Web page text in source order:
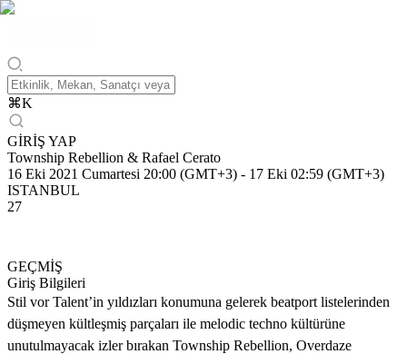
⌘K
GİRİŞ YAP
Township Rebellion & Rafael Cerato
16 Eki 2021 Cumartesi 20:00 (GMT+3) - 17 Eki 02:59 (GMT+3)
ISTANBUL
27
GEÇMİŞ
Giriş Bilgileri
Stil vor Talent’in yıldızları konumuna gelerek beatport listelerinden
düşmeyen kültleşmiş parçaları ile melodic techno kültürüne
unutulmayacak izler bırakan Township Rebellion, Overdaze